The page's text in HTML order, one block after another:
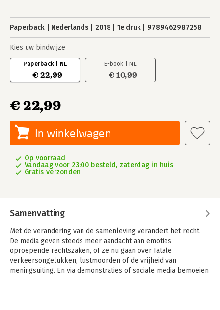
Paperback Nederlands 2018 1e druk 9789462987258
Kies uw bindwijze
Paperback | NL
€ 22,99
E-book | NL
€ 10,99
€ 22,99
In winkelwagen
Op voorraad
Vandaag voor 23:00 besteld, zaterdag in huis
Gratis verzonden
Samenvatting
Met de verandering van de samenleving verandert het recht.
De media geven steeds meer aandacht aan emoties
oproepende rechtszaken, of ze nu gaan over fatale
verkeersongelukken, lustmoorden of de vrijheid van
meningsuiting. En via demonstraties of sociale media bemoeien